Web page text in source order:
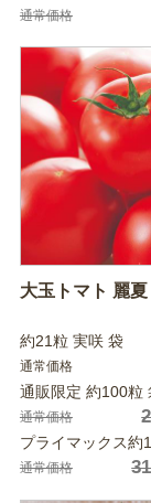
通常価格
大玉トマト 麗夏
約21粒 実咲 袋
通常価格
通販限定 約100粒
通常価格
プライマックス約
通常価格